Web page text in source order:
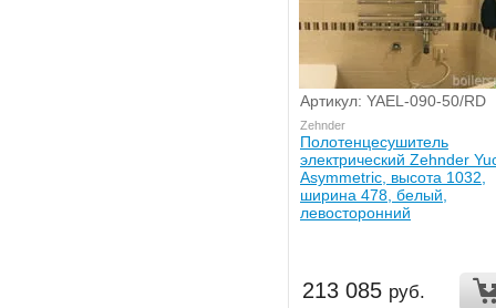
Артикул: YAEL-090-50/RD
Zehnder
Полотенцесушитель
электрический Zehnder
Asymmetric, высота 1032,
ширина 478, белый,
левосторонний
213 085 руб.